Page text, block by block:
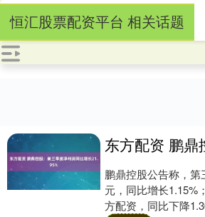
恒汇股票配资平台 相关话题
鹏鼎控股公告称，
元，同比增长1.15%
方配资，同比下降